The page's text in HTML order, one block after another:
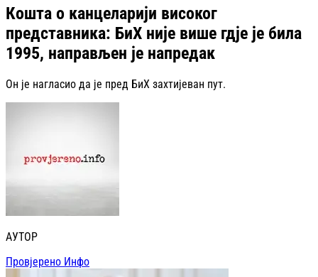
Кошта о канцеларији високог
представника: БиХ није више гдје је била
1995, направљен је напредак
Он је нагласио да је пред БиХ захтијеван пут.
АУТОР
Провјерено Инфо